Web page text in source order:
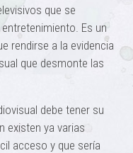
que se
Es un
rendirse a la evidencia
que desmonte las
debe tener su
existen ya varias
acceso y que sería